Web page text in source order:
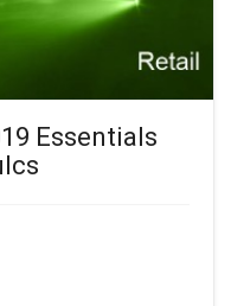
Essentials